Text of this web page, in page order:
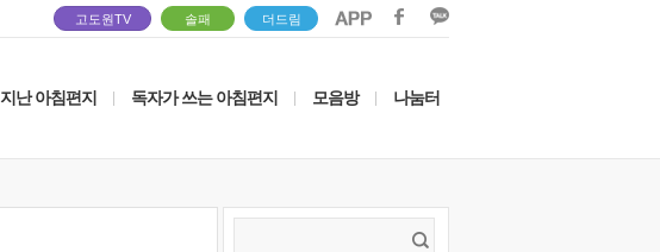
고도원TV 솔패 더드림
지난 아침편지 독자가 쓰는 아침편지 모음방 나눔터